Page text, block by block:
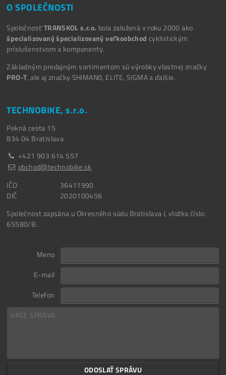
O SPOLEČNOSTI
SpoločnosťTRANSKOL s.r.o. bola založená v roku 2000 ako
špecializovaný špecializovaný veľkoobchod cyklistickým
príslušenstvom a komponenty.
Základným predajným sortimentom sú výrobky vlastnej značky
PRO-T, ale aj značky SHIMAN0, ELITE, SIGMA a ďalšie.
TECHNOBIKE, s.r.o.
Pekná cesta 15
834 04 Bratislava
+421 903 614 557
obchod@technobike.sk
IČO
36411990
DIČ
2020100456
Společnost zapsána u Okresného súdu Bratislava I, vložka číslo:
65580/B.
Meno
E-mail
Telefon
ODOSLAŤ SPRÁVU